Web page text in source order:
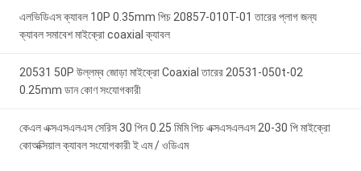
এলভিডিএস ক্যাবল 10P 0.35mm পিচ 20857-010T-01 তারের প্লাগ জন্য
ক্যাবল সমাবেশ মাইক্রো coaxial ক্যাবল
20531 50P উল্লম্ব জোড়া মাইক্রো Coaxial তারের 20531-050t-02
0.25mm ডান কোণ সংযোগকারী
কেএল এক্সএসএলএস সেরিস 30 পিন 0.25 মিমি পিচ এক্সএসএলএস 20-30 পি মাইক্রো
কোঅক্সিয়াল ক্যাবল সংযোগকারী ই এম / ওডিএম